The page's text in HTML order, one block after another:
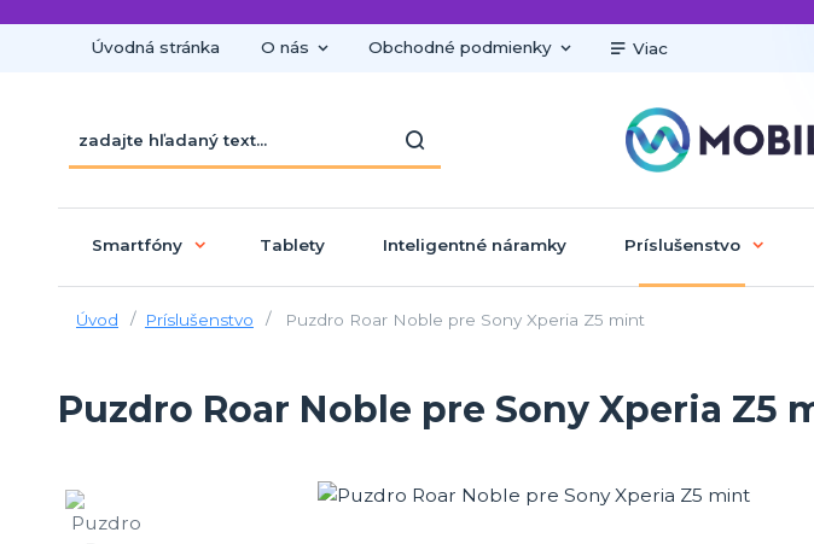
Úvodná stránka O nás Obchodné podmienky Viac
Smartfóny Tablety Inteligentné náramky Príslušenstvo
Úvod Príslušenstvo Puzdro Roar Noble pre Sony Xperia Z5 mint
Puzdro Roar Noble pre Sony Xperia Z5